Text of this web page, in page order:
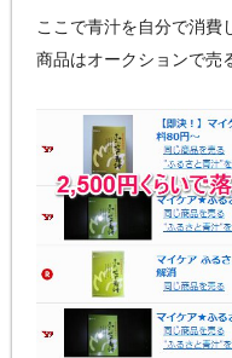
ここで青汁を自分で消費
商品はオークションで売